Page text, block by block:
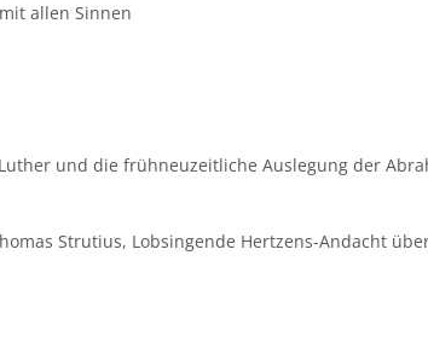
allen Sinnen
und die frühneuzeitliche Auslegung der
Strutius, Lobsingende Hertzens-Andacht